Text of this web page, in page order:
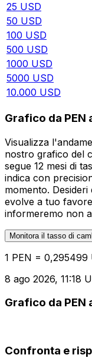
25 USD
50 USD
100 USD
500 USD
1000 USD
5000 USD
10.000 USD
Grafico da PEN
Visualizza
nostro grafico del
segue 12 mesi di
indica con
momento.
evolve a tuo
informeremo non
Monitora il tasso di
1 PEN = 0,295499
8 ago 2026, 11:18
Grafico da PEN
Confronta e